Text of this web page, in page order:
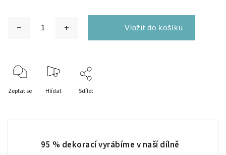
Zeptat se Hlídat Sdílet
95 % dekorací vyrábíme v naší dílně